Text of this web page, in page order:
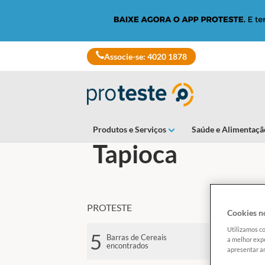
content
Associe-se: 4020 1878
Produtos e Serviços Saúde e
Tapioca
PROTESTE
5
Barras de Cereais
encontrados
Cookies
Utilizamos
a melhor
apresentar